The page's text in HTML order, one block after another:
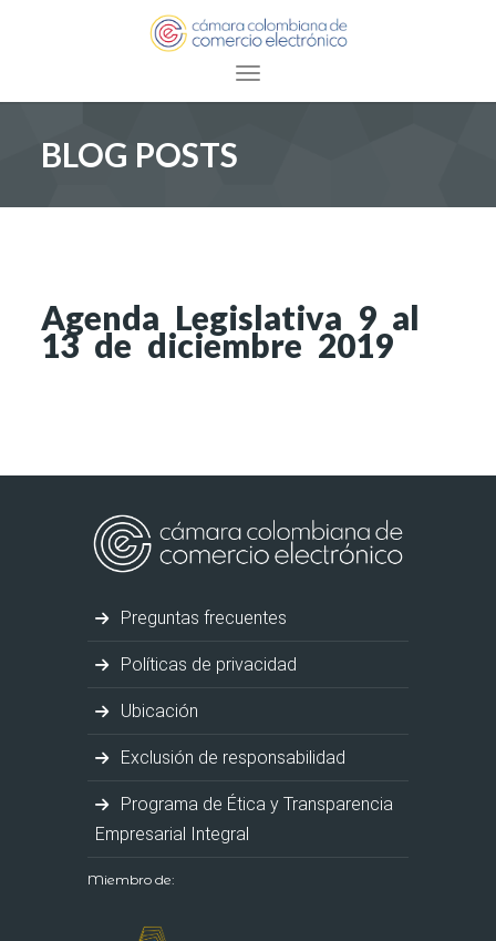
Toggle navigation
BLOG POSTS
Agenda Legislativa 9 al
13 de diciembre 2019
Preguntas frecuentes
Políticas de privacidad
Ubicación
Exclusión de responsabilidad
Programa de Ética y Transparencia
Empresarial Integral
Miembro de: